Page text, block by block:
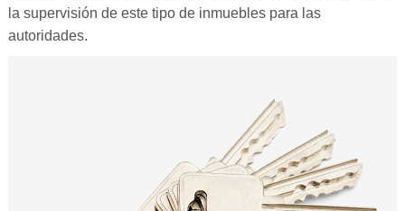
la supervisión de este tipo de inmuebles para las
autoridades.